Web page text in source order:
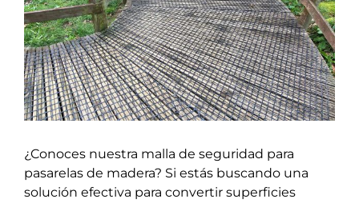
¿Conoces nuestra malla de seguridad para
pasarelas de madera? Si estás buscando una
solución efectiva para convertir superficies